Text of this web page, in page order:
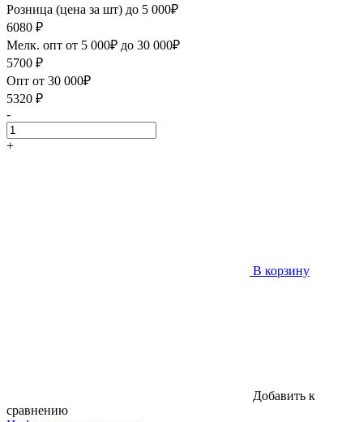
Розница (цена за шт) до 5 000₽
6080 ₽
Мелк. опт от 5 000₽ до 30 000₽
5700 ₽
Опт от 30 000₽
5320 ₽
-
+
В корзину
Добавить к
сравнению